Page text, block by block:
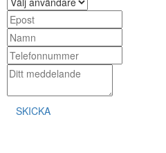
SKICKA